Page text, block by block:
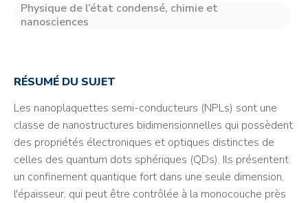
Physique de l’état condensé, chimie et
nanosciences
RÉSUMÉ DU SUJET
Les nanoplaquettes semi-conducteurs (NPLs) sont une
classe de nanostructures bidimensionnelles qui possèdent
des propriétés électroniques et optiques distinctes de
celles des quantum dots sphériques (QDs). Ils présentent
un confinement quantique fort dans une seule dimension,
l'épaisseur, qui peut être contrôlée à la monocouche près